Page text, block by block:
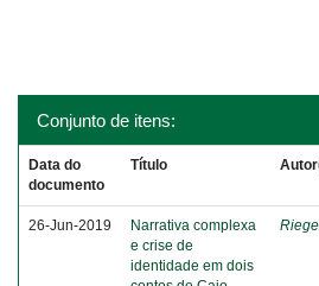
Conjunto de itens:
Data do
documento
Título
26-Jun-2019
Narrativa complexa
e crise de
identidade em dois